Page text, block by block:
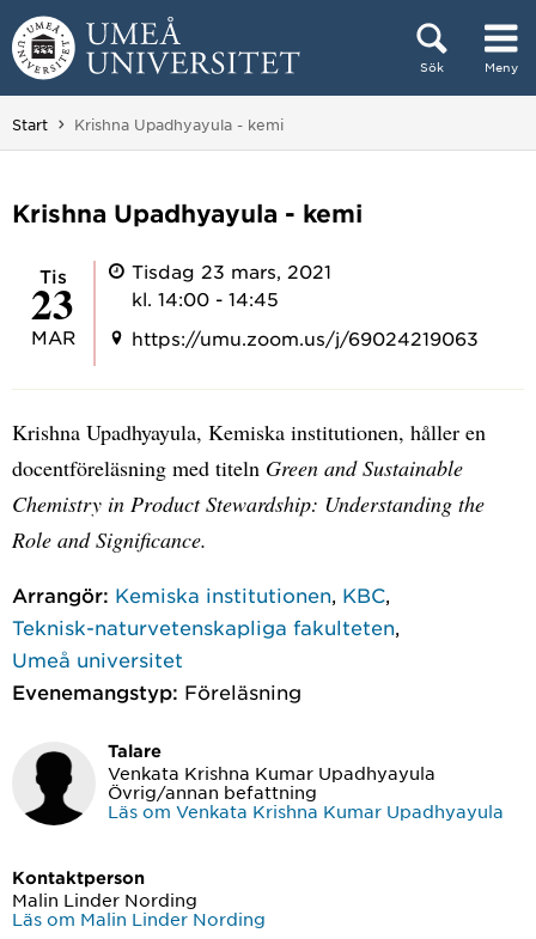
Hoppa direkt till innehållet
Sök Meny
Huvudmenyn dold.
Start Du är här:
Krishna Upadhyayula - kemi
Krishna Upadhyayula - kemi
tis
23
MAR
Tisdag 23 mars, 2021
kl. 14:00 - 14:45
https://umu.zoom.us/j/69024219063
Krishna Upadhyayula, Kemiska institutionen, håller en
docentföreläsning med titeln Green and Sustainable
Chemistry in Product Stewardship: Understanding the
Role and Significance.
Arrangör: Kemiska institutionen KBC
Teknisk-naturvetenskapliga fakulteten
Umeå universitet
Evenemangstyp: Föreläsning
Talare
Venkata Krishna Kumar Upadhyayula
Övrig/annan befattning
Läs om Venkata Krishna Kumar Upadhyayula
Kontaktperson
Malin Linder Nording
Läs om Malin Linder Nording